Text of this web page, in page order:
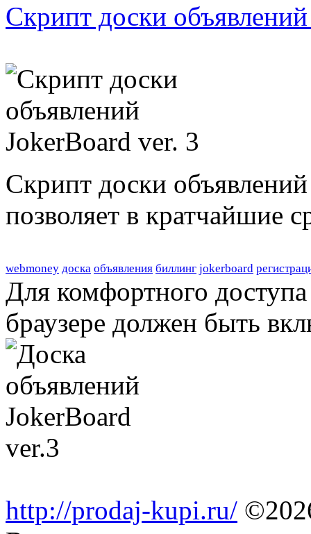
Скрипт доски
Скрипт доски
позволяет в кратчайшие
webmoney доска объявления биллинг jokerboard
Для комфортного
браузере должен быть
http://prodaj-kupi.ru/